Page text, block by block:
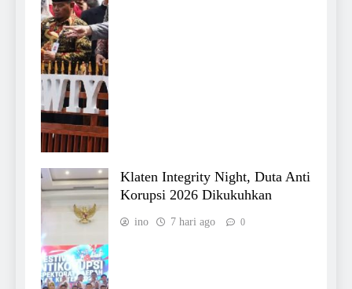
Klaten Integrity Night, Duta Anti
Korupsi 2026 Dikukuhkan
ino 7 hari ago 0